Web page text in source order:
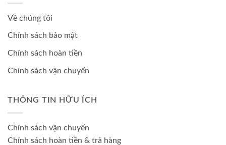
Về chúng tôi
Chính sách bảo mật
Chính sách hoàn tiền
Chính sách vận chuyển
THÔNG TIN HỮU ÍCH
Chính sách vận chuyển
Chính sách hoàn tiền & trả hàng